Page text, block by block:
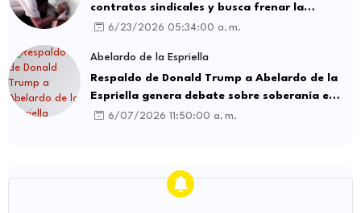
contratos sindicales y busca frenar la
intermediación laboral ilegal
6/23/2026 05:34:00 a. m.
Abelardo de la Espriella
Respaldo de Donald Trump a Abelardo de la
Espriella genera debate sobre soberanía e
influencia internacional
6/07/2026 11:50:00 a. m.